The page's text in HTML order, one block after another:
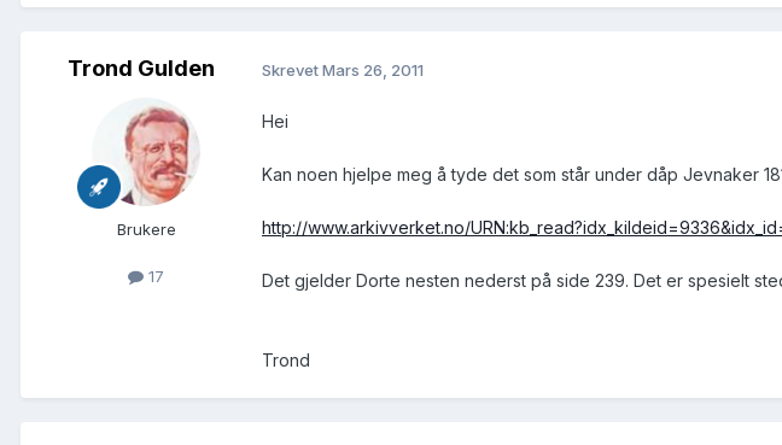
Trond Gulden
Brukere
17
SkrevetMars 26, 2011
Hei
Kan noen hjelpe meg å tyde det som står under dåp Jevnaker
http://www.arkivverket.no/
Det gjelder Dorte nesten nederst på side 239. Det er spesielt
Trond